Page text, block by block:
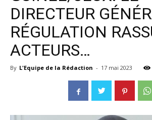
DIRECTEUR
RÉGULATION
ACTEURS…
By L'Equipe de la Rédaction - 17 mai 2023